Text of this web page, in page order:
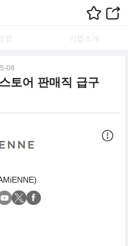
강 기업소개
08
토어 판매직 급구